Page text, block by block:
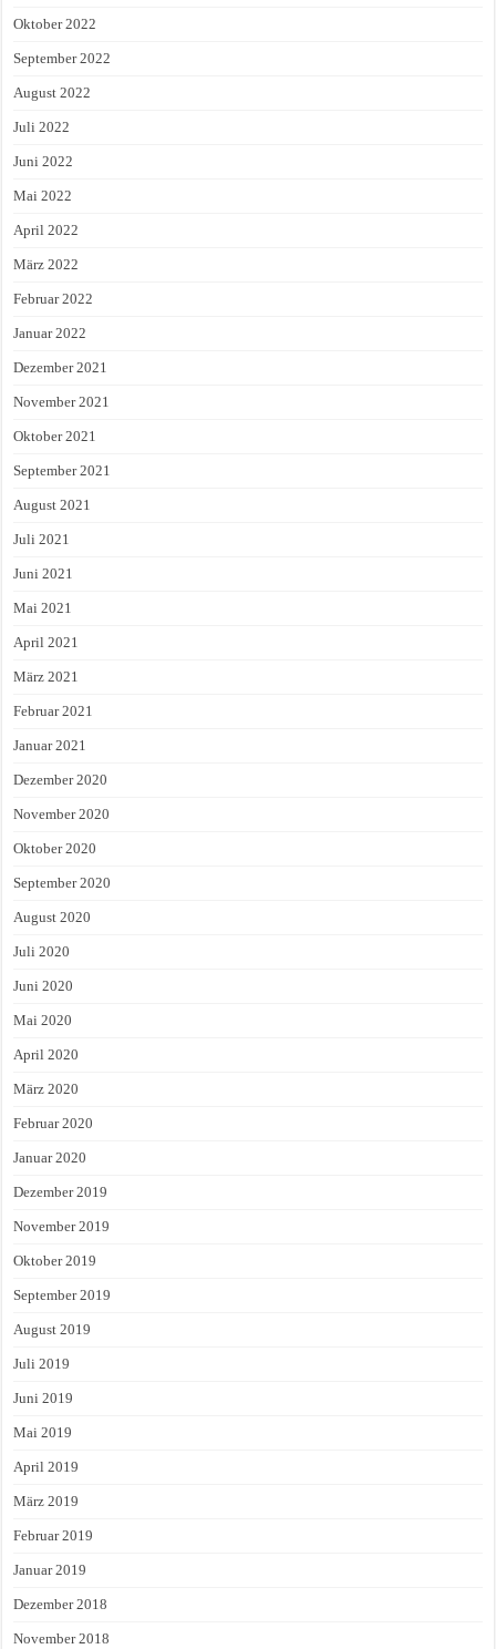
Oktober 2022
September 2022
August 2022
Juli 2022
Juni 2022
Mai 2022
April 2022
März 2022
Februar 2022
Januar 2022
Dezember 2021
November 2021
Oktober 2021
September 2021
August 2021
Juli 2021
Juni 2021
Mai 2021
April 2021
März 2021
Februar 2021
Januar 2021
Dezember 2020
November 2020
Oktober 2020
September 2020
August 2020
Juli 2020
Juni 2020
Mai 2020
April 2020
März 2020
Februar 2020
Januar 2020
Dezember 2019
November 2019
Oktober 2019
September 2019
August 2019
Juli 2019
Juni 2019
Mai 2019
April 2019
März 2019
Februar 2019
Januar 2019
Dezember 2018
November 2018